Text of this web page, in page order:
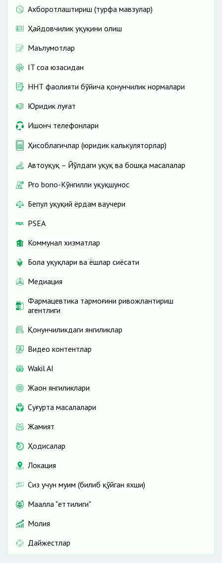
Ахборотлаштириш (турфа мавзулар)
Ҳайдовчилик ҳуқуқини олиш
Маълумотлар
IT соҳа юзасидан
ННТ фаолияти бўйича қонунчилик нормалари
Юридик луғат
Ишонч телефонлари
Ҳисоблагичлар (юридик калькуляторлар)
Автоҳуқуқ – Йўлдаги ҳуқуқ ва бошқа масалалар
Pro bono-Кўнгилли ҳуқуқшунос
Бепул ҳуқуқий ёрдам ваучери
PSEA
Коммунал хизматлар
Бола ҳуқуқлари ва ёшлар сиёсати
Медиация
Фармацевтика тармоғини ривожлантириш
агентлиги
Қонунчиликдаги янгиликлар
Видео контентлар
Wakil AI
Жаҳон янгиликлари
Cуғурта масалалари
Жамият
Ҳодисалар
Локация
Сиз учун муҳим (билиб қўйган яхши)
Маҳалла "еттилиги"
Молия
Дайжестлар